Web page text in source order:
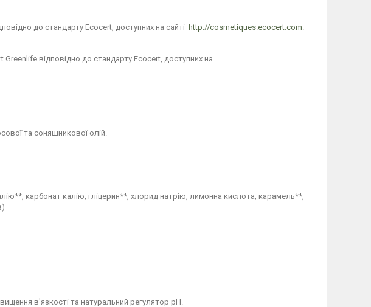
до стандарту Ecocert, доступних на сайті http://cosmetiques.ecocert.com.
відповідно до стандарту Ecocert, доступних на
та соняшникової олій.
карбонат калію, гліцерин**, хлорид натрію, лимонна кислота, карамель**,
в'язкості та натуральний регулятор pH.